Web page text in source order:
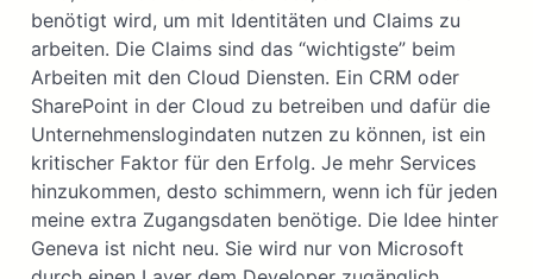
benötigt wird, um mit Identitäten und Claims zu
arbeiten. Die Claims sind das “wichtigste” beim
Arbeiten mit den Cloud Diensten. Ein CRM oder
SharePoint in der Cloud zu betreiben und dafür die
Unternehmenslogindaten nutzen zu können, ist ein
kritischer Faktor für den Erfolg. Je mehr Services
hinzukommen, desto schimmern, wenn ich für jeden
meine extra Zugangsdaten benötige. Die Idee hinter
Geneva ist nicht neu. Sie wird nur von Microsoft